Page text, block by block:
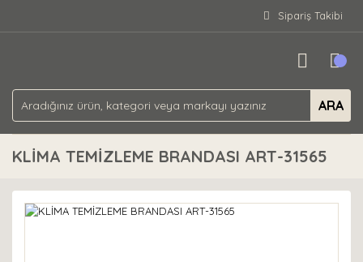
Sipariş Takibi
ARA
KLİMA TEMİZLEME BRANDASI ART-31565